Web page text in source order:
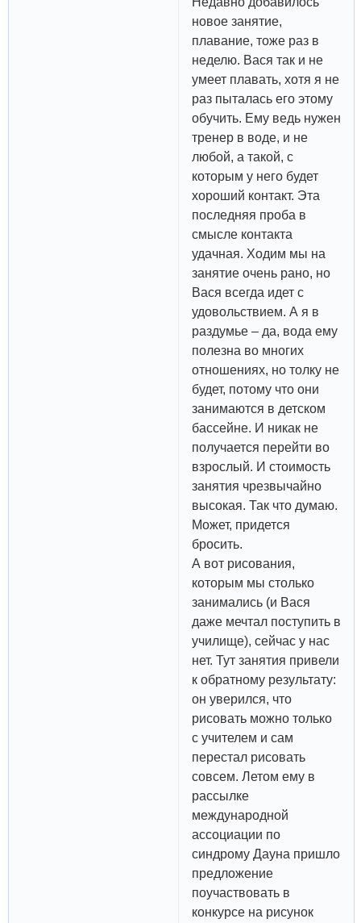
новое занятие,
плавание, тоже раз в
неделю. Вася так и не
умеет плавать, хотя я не
раз пыталась его этому
обучить. Ему ведь нужен
тренер в воде, и не
любой, а такой, с
которым у него будет
хороший контакт. Эта
последняя проба в
смысле контакта
удачная. Ходим мы на
занятие очень рано, но
Вася всегда идет с
удовольствием. А я в
раздумье – да, вода ему
полезна во многих
отношениях, но толку не
будет, потому что они
занимаются в детском
бассейне. И никак не
получается перейти во
взрослый. И стоимость
занятия чрезвычайно
высокая. Так что думаю.
Может, придется
бросить.
А вот рисования,
которым мы столько
занимались (и Вася
даже мечтал поступить в
училище), сейчас у нас
нет. Тут занятия привели
к обратному результату:
он уверился, что
рисовать можно только
с учителем и сам
перестал рисовать
совсем. Летом ему в
рассылке
международной
ассоциации по
синдрому Дауна пришло
предложение
поучаствовать в
конкурсе на рисунок